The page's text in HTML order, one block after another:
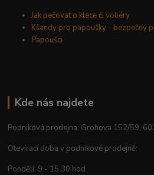
Jak pečovat o klece či voliéry
Kšandy pro papoušky - bezpečný
Papoušci
Kde nás najdete
Podniková prodejna: Grohova 152/59,
Otevírací doba v podnikové prodejně:
Pondělí: 9 - 15:30 hod